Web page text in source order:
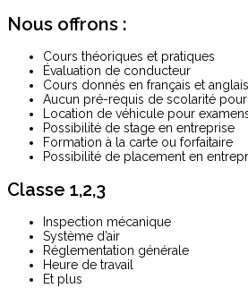
Nous offrons :
Cours théoriques et pratiques
Évaluation de conducteur
Cours donnés en français et anglais
Aucun pré-requis de scolarité
Location de véhicule pour examens
Possibilité de stage en entreprise
Formation à la carte ou forfaitaire
Possibilité de placement en
Classe 1,2,3
Inspection mécanique
Système d’air
Réglementation générale
Heure de travail
Et plus